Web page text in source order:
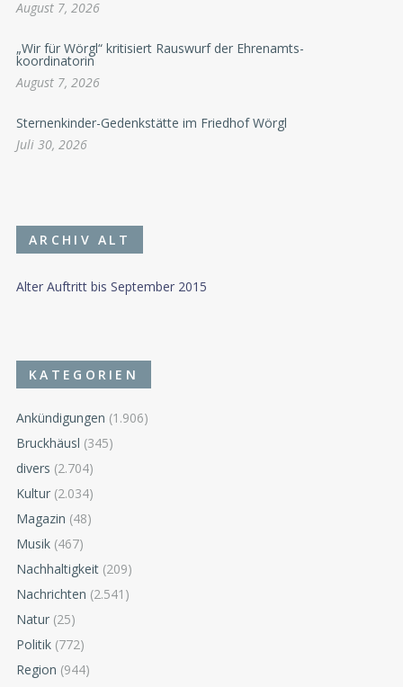
August 7, 2026
„Wir für Wörgl“ kritisiert Rauswurf der Ehrenamts-
koordinatorin
August 7, 2026
Sternenkinder-Gedenkstätte im Friedhof Wörgl
Juli 30, 2026
ARCHIV ALT
Alter Auftritt bis September 2015
KATEGORIEN
Ankündigungen (1.906)
Bruckhäusl (345)
divers (2.704)
Kultur (2.034)
Magazin (48)
Musik (467)
Nachhaltigkeit (209)
Nachrichten (2.541)
Natur (25)
Politik (772)
Region (944)